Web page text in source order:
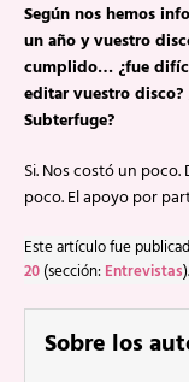
Según nos hemos
un año y vuestro
cumplido… ¿fue
editar vuestro
Subterfuge?
Si. Nos costó un
poco. El apoyo por
Este artículo fue
20 (sección: Entrevistas).
Sobre los